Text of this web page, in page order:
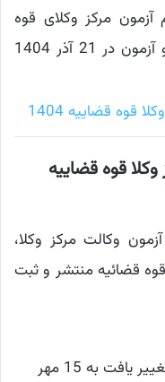
مرکز وکلای قوه
قضاییه تا 15 مهر ماه تمدید گردید و آزمون در 21 آذر 1404
قوه قضاییه 1404
قوه قضاییه
وکالت مرکز وکلا،
قضائیه منتشر و ثبت
تغییر یافت به 15 مهر